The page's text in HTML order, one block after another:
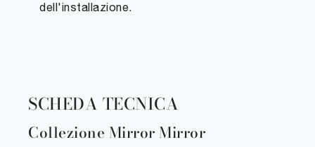
dell'installazione.
SCHEDA TECNICA
Collezione Mirror Mirror